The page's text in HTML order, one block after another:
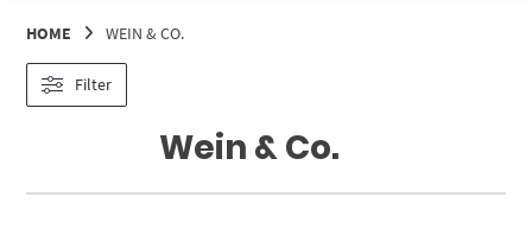
HOME WEIN & CO.
Wein & Co.
Filter